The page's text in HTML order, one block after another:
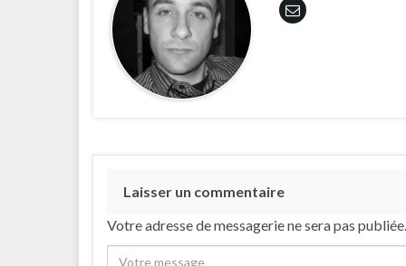
Laisser un commentaire
Votre adresse de messagerie ne sera pas publiée.